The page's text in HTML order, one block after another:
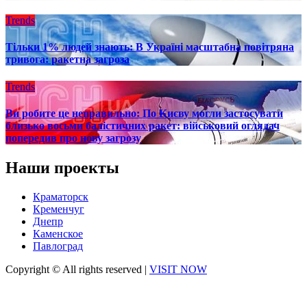
Trends
Тільки 1% людей знають: В Україні масштабна повітряна
тривога: ракетна загроза
Trends
Ви робите це неправильно: По Києву могли застосувати
близько восьми балістичних ракет: військовий оглядач
попередив про нову загрозу
Наши проекты
Краматорск
Кременчуг
Днепр
Каменское
Павлоград
Copyright © All rights reserved | VISIT NOW